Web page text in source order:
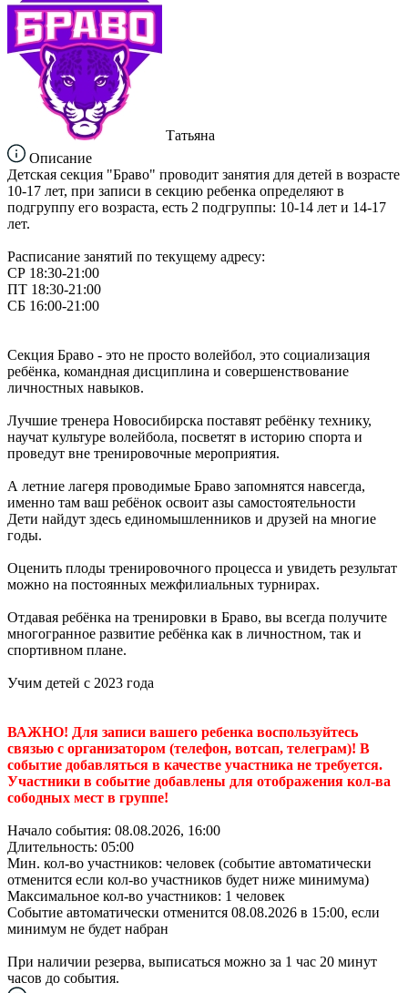
Татьяна
Описание
Детская секция "Браво" проводит занятия для детей в возрасте
10-17 лет, при записи в секцию ребенка определяют в
подгруппу его возраста, есть 2 подгруппы: 10-14 лет и 14-17
лет.
Расписание занятий по текущему адресу:
СР 18:30-21:00
ПТ 18:30-21:00
СБ 16:00-21:00
Секция Браво - это не просто волейбол, это социализация
ребёнка, командная дисциплина и совершенствование
личностных навыков.
Лучшие тренера Новосибирска поставят ребёнку технику,
научат культуре волейбола, посветят в историю спорта и
проведут вне тренировочные мероприятия.
А летние лагеря проводимые Браво запомнятся навсегда,
именно там ваш ребёнок освоит азы самостоятельности
Дети найдут здесь единомышленников и друзей на многие
годы.
Оценить плоды тренировочного процесса и увидеть результат
можно на постоянных межфилиальных турнирах.
Отдавая ребёнка на тренировки в Браво, вы всегда получите
многогранное развитие ребёнка как в личностном, так и
спортивном плане.
Учим детей с 2023 года
ВАЖНО! Для записи вашего ребенка воспользуйтесь
связью с организатором (телефон, вотсап, телеграм)! В
событие добавляться в качестве участника не требуется.
Участники в событие добавлены для отображения кол-ва
сободных мест в группе!
Начало события: 08.08.2026, 16:00
Длительность: 05:00
Мин. кол-во участников: человек (событие автоматически
отменится если кол-во участников будет ниже минимума)
Максимальное кол-во участников: 1 человек
Событие автоматически отменится 08.08.2026 в 15:00, если
минимум не будет набран
При наличии резерва, выписаться можно за 1 час 20 минут
часов до события.